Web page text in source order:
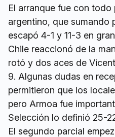
El arranque fue con
argentino, que sumando
escapó 4-1 y 11-3 en
Chile reaccionó de la
rotó y dos aces de
9. Algunas dudas en
permitieron que los
pero Armoa fue
Selección lo definió 25-
El segundo parcial